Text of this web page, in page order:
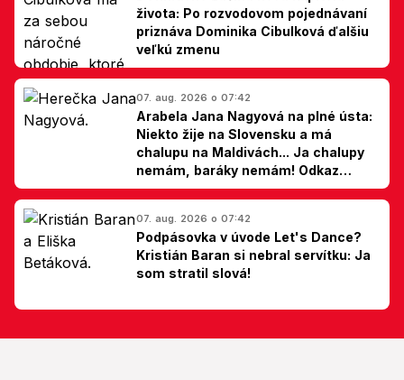
života: Po rozvodovom pojednávaní
priznáva Dominika Cibulková ďalšiu
veľkú zmenu
07. aug. 2026 o 07:42
Arabela Jana Nagyová na plné ústa:
Niekto žije na Slovensku a má
chalupu na Maldivách... Ja chalupy
nemám, baráky nemám! Odkaz
Slovákom
07. aug. 2026 o 07:42
Podpásovka v úvode Let's Dance?
Kristián Baran si nebral servítku: Ja
som stratil slová!